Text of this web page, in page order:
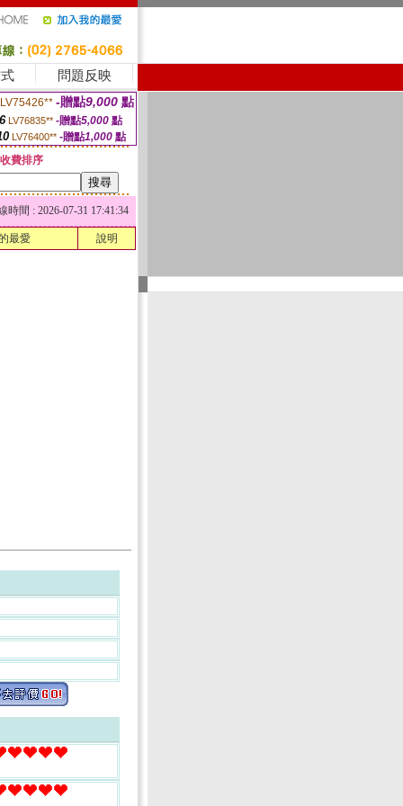
問題反映
LV75426** -贈點9,000 點
LV76835** -贈點5,000點
LV76400** -贈點1,000 點
費排序
時間 : 2026-07-31 17:41:34
最愛 說明